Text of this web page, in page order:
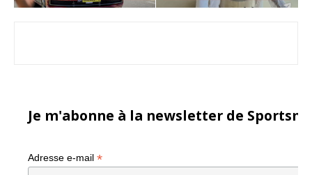
Je m'abonne à la newsletter de
Adresse e-mail *